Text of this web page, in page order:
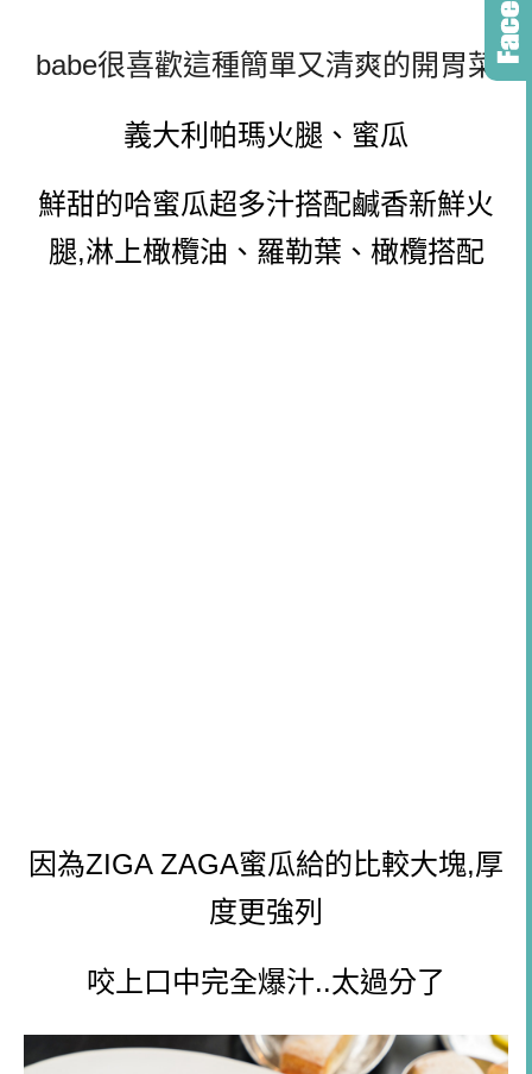
babe很喜歡這種簡單又清爽的開胃菜
義大利帕瑪火腿、蜜瓜
鮮甜的哈蜜瓜超多汁搭配鹹香新鮮火
腿,淋上橄欖油、羅勒葉、橄欖搭配
因為ZIGA ZAGA蜜瓜給的比較大塊,厚
度更強列
咬上口中完全爆汁..太過分了